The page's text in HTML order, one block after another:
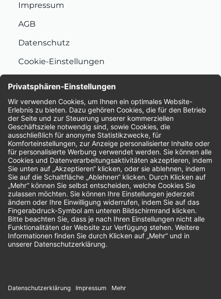
Impressum
AGB
Datenschutz
Cookie-Einstellungen
Bewertungen
Unsere Zahlungsarten: